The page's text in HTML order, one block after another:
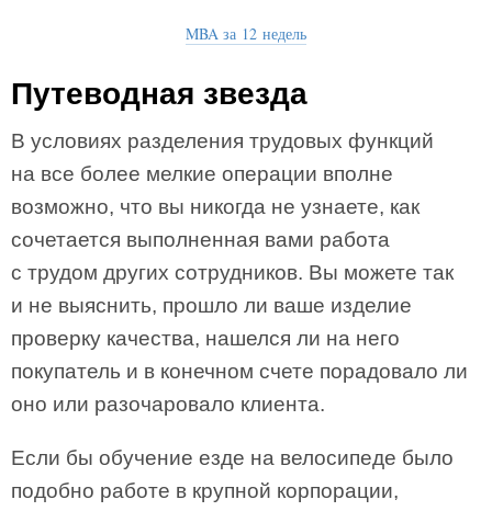
MBA за 12 недель
Путеводная звезда
В условиях разделения трудовых функций
на все более мелкие операции вполне
возможно, что вы никогда не узнаете, как
сочетается выполненная вами работа
с трудом других сотрудников. Вы можете так
и не выяснить, прошло ли ваше изделие
проверку качества, нашелся ли на него
покупатель и в конечном счете порадовало ли
оно или разочаровало клиента.
Если бы обучение езде на велосипеде было
подобно работе в крупной корпорации,